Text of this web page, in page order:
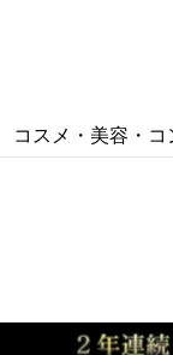
コスメ・美容・コ